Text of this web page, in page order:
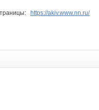
https://akiv.www.nn.ru/